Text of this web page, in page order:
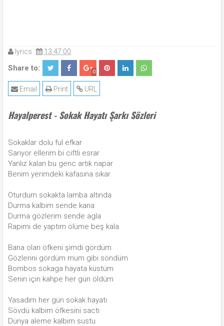
lyrics 13:47:00
Share to: 0
URL
Print
Email
Hayalperest - Sokak Hayatı Şarkı Sözleri
Sokaklar dolu ful efkar
Sarıyor ellerim bi ciftli esrar
Yanlız kalan bu genc artık napar
Benim yerimdeki kafasına sıkar
Oturdum sokakta lamba altında
Durma kalbim sende kana
Durma gözlerim sende agla
Rapimi de yaptım ölüme beş kala
Bana olan öfkeni şimdi gördüm
Gözlerini gördüm mum gibi söndüm
Bombos sokaga hayata küstüm
Senin için kahpe her gün öldüm
Yasadım her gün sokak hayatı
Sövdü kalbim öfkesini sactı
Dünya aleme kalbim sustu